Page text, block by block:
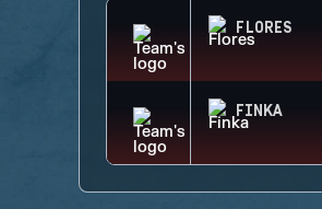
FLORES
FINKA